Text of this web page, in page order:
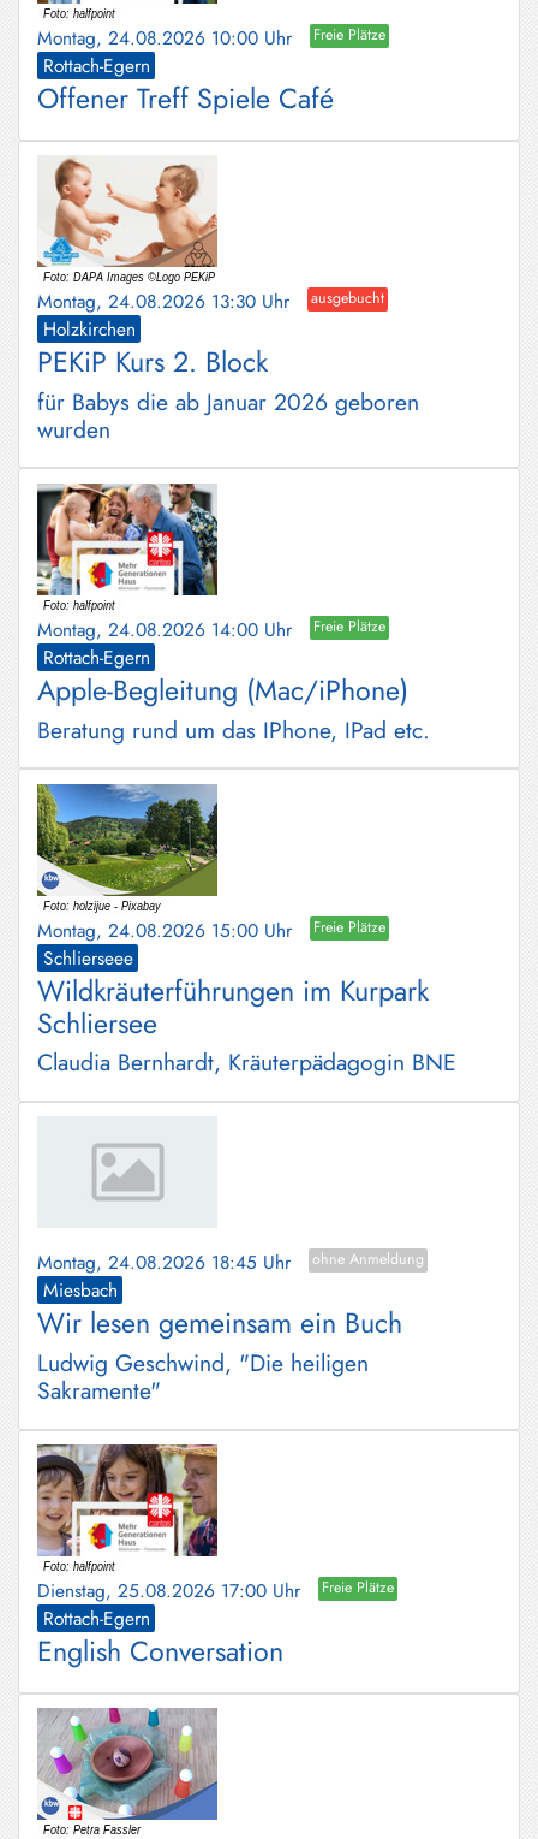
Montag, 24.08.2026 10:00 Uhr Freie Plätze
Rottach-Egern
Offener Treff Spiele Café
Montag, 24.08.2026 13:30 Uhr ausgebucht
Holzkirchen
PEKiP Kurs 2. Block
für Babys die ab Januar 2026 geboren
wurden
Montag, 24.08.2026 14:00 Uhr Freie Plätze
Rottach-Egern
Apple-Begleitung (Mac/iPhone)
Beratung rund um das IPhone, IPad etc.
Montag, 24.08.2026 15:00 Uhr Freie Plätze
Schlierseee
Wildkräuterführungen im Kurpark
Schliersee
Claudia Bernhardt, Kräuterpädagogin BNE
Montag, 24.08.2026 18:45 Uhr ohne Anmeldung
Miesbach
Wir lesen gemeinsam ein Buch
Ludwig Geschwind, "Die heiligen
Sakramente"
Dienstag, 25.08.2026 17:00 Uhr Freie Plätze
Rottach-Egern
English Conversation